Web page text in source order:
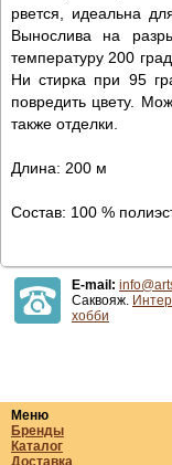
рвется, идеальна
Вынослива на
температуру 200
Ни стирка при 95
повредить цвету.
также отделки.
Длина: 200 м
Состав: 100 %
E-mail:
Саквояж.
хобби
Меню
Бренды
Каталог
Доставка